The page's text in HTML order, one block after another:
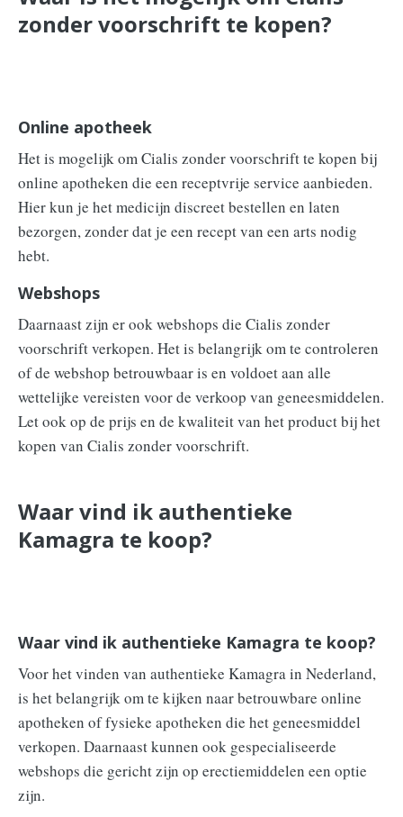
zonder voorschrift te kopen?
Online apotheek
Het is mogelijk om Cialis zonder voorschrift te kopen bij
online apotheken die een receptvrije service aanbieden.
Hier kun je het medicijn discreet bestellen en laten
bezorgen, zonder dat je een recept van een arts nodig
hebt.
Webshops
Daarnaast zijn er ook webshops die Cialis zonder
voorschrift verkopen. Het is belangrijk om te controleren
of de webshop betrouwbaar is en voldoet aan alle
wettelijke vereisten voor de verkoop van geneesmiddelen.
Let ook op de prijs en de kwaliteit van het product bij het
kopen van Cialis zonder voorschrift.
Waar vind ik authentieke
Kamagra te koop?
Waar vind ik authentieke Kamagra te koop?
Voor het vinden van authentieke Kamagra in Nederland,
is het belangrijk om te kijken naar betrouwbare online
apotheken of fysieke apotheken die het geneesmiddel
verkopen. Daarnaast kunnen ook gespecialiseerde
webshops die gericht zijn op erectiemiddelen een optie
zijn.